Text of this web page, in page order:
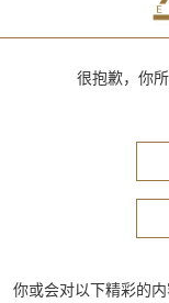
很抱歉，你
你或会对以下精彩的内